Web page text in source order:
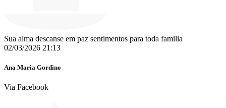
Sua alma descanse em paz sentimentos para toda familia
02/03/2026 21:13
Ana Maria Gordino
Via Facebook